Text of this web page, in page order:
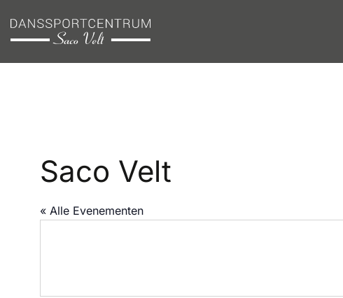
naar
inhoud
Saco Velt
« Alle Evenementen